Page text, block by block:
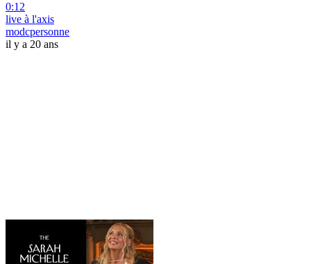
0:12
live à l'axis
modcpersonne
il y a 20 ans